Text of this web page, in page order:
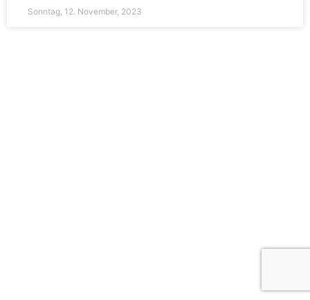
Sonntag, 12. November, 2023